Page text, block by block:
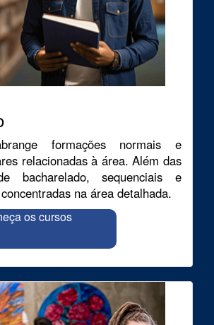
formações normais e
relacionadas à área. Além das
bacharelado, sequenciais e
na área detalhada.
os cursos